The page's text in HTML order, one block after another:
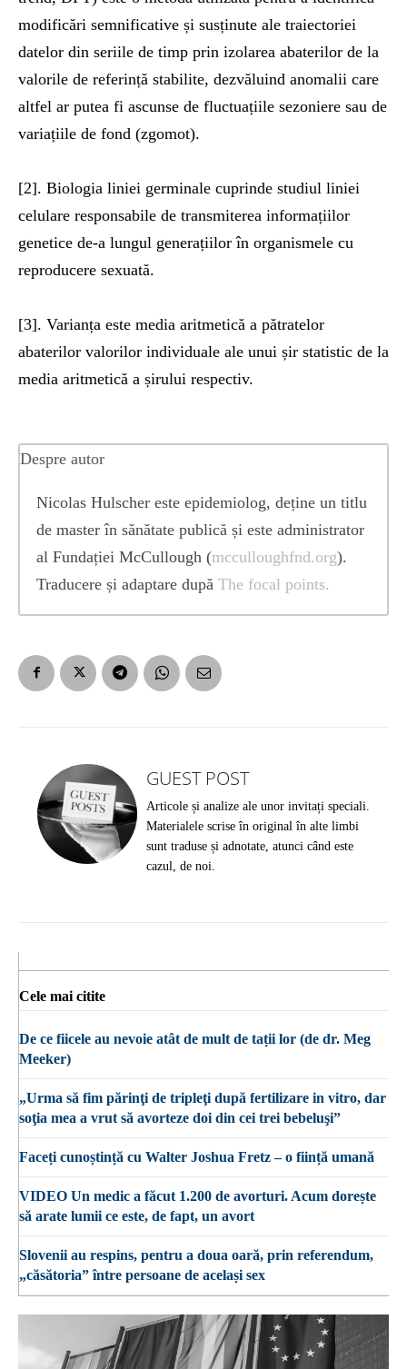
modificări semnificative și susținute ale traiectoriei
datelor din seriile de timp prin izolarea abaterilor de la
valorile de referință stabilite, dezvăluind anomalii care
altfel ar putea fi ascunse de fluctuațiile sezoniere sau de
variațiile de fond (zgomot).
[2]. Biologia liniei germinale cuprinde studiul liniei
celulare responsabile de transmiterea informațiilor
genetice de-a lungul generațiilor în organismele cu
reproducere sexuată.
[3]. Varianța este media aritmetică a pătratelor
abaterilor valorilor individuale ale unui șir statistic de la
media aritmetică a șirului respectiv.
Despre autor
Nicolas Hulscher este epidemiolog, deține un titlu
de master în sănătate publică și este administrator
al Fundației McCullough (mcculloughfnd.org).
Traducere și adaptare după The focal points.
GUEST POST
Articole și analize ale unor invitați speciali.
Materialele scrise în original în alte limbi
sunt traduse și adnotate, atunci când este
cazul, de noi.
Cele mai citite
De ce fiicele au nevoie atât de mult de tații lor (de dr. Meg
Meeker)
„Urma să fim părinţi de tripleţi după fertilizare in vitro, dar
soţia mea a vrut să avorteze doi din cei trei bebeluşi”
Faceți cunoștință cu Walter Joshua Fretz – o ființă umană
VIDEO Un medic a făcut 1.200 de avorturi. Acum dorește
să arate lumii ce este, de fapt, un avort
Slovenii au respins, pentru a doua oară, prin referendum,
„căsătoria” între persoane de același sex